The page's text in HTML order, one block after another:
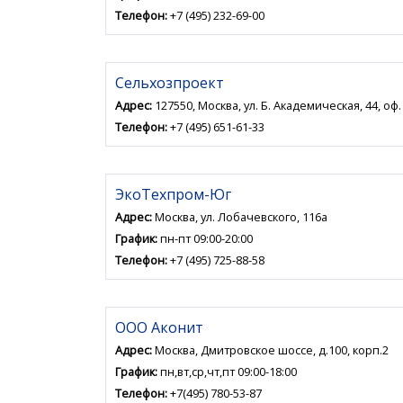
Телефон:+7 (495) 232-69-00
Сельхозпроект
Адрес: 127550, Москва, ул. Б. Академическая, 44,
Телефон:+7 (495) 651-61-33
ЭкоТехпром-Юг
Адрес:Москва, ул. Лобачевского, 116а
График:пн-пт 09:00-20:00
Телефон:+7 (495) 725-88-58
ООО Аконит
Адрес:Москва, Дмитровское шоссе, д.100, корп.2
График:пн,вт,ср,чт,пт 09:00-18:00
Телефон:+7(495) 780-53-87